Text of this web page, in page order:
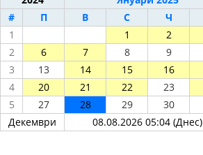
#
П В С Ч
1
1 2
2
6 7 8 9
3
13 14 15 16
4
20 21 22 23
5
27 28 29 30
Декември
08.08.2026 05:04 (Днес)